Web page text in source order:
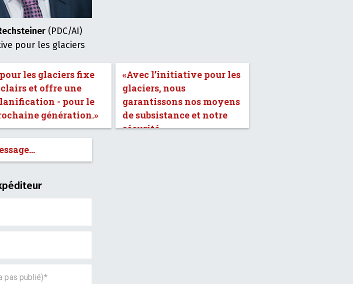
(PDC/AI)
pour les glaciers
les glaciers fixe
et offre une
- pour le
génération.»
«Avec l’initiative pour les
glaciers, nous
garantissons nos moyens
de subsistance et notre
sécurité.»
pas publié)